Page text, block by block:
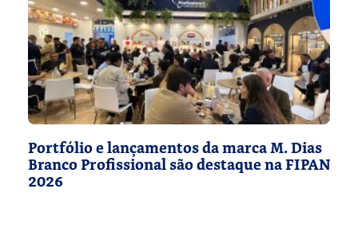
Portfólio e lançamentos da marca M. Dias
Branco Profissional são destaque na FIPAN
2026